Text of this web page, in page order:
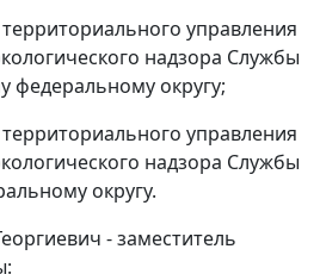
управления
надзора Службы
федеральному округу;
управления
надзора Службы
округу.
- заместитель